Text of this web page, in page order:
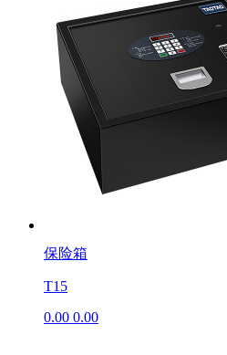
保险箱
T15
0.00 0.00